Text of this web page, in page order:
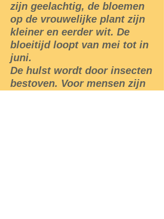
zijn geelachtig, de bloemen
op de vrouwelijke plant zijn
kleiner en eerder wit. De
bloeitijd loopt van mei tot in
juni.
De hulst wordt door insecten
bestoven. Voor mensen zijn